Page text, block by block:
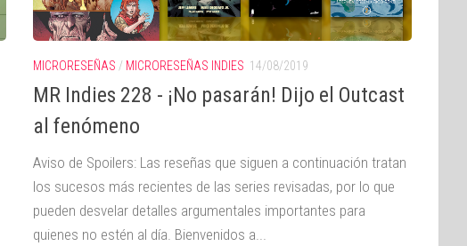
MICRORESEÑAS / MICRORESEÑAS INDIES 14/08/2019
MR Indies 228 - ¡No pasarán! Dijo el Outcast
al fenómeno
Aviso de Spoilers: Las reseñas que siguen a continuación tratan
los sucesos más recientes de las series revisadas, por lo que
pueden desvelar detalles argumentales importantes para
quienes no estén al día. Bienvenidos a...